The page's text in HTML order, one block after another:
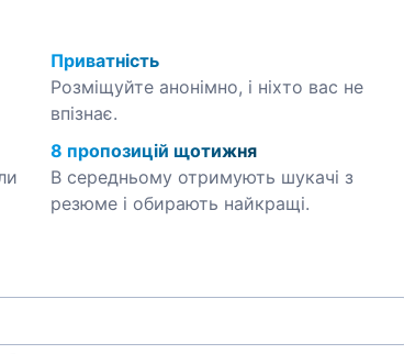
Приватність
Розміщуйте анонімно, і ніхто вас не
впізнає.
8 пропозицій щотижня
В середньому отримують шукачі з
резюме і обирають найкращі.